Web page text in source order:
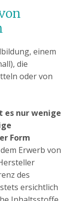
einem
die
oder von
es nur wenige
Form
Erwerb von
des
ersichtlich